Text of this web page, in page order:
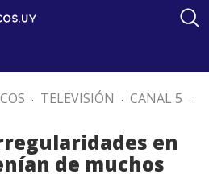
. TELEVISIÓN . CANAL 5 .
en
de muchos